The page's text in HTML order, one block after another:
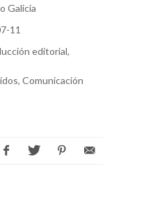
Galicia
11
editorial,
Comunicación